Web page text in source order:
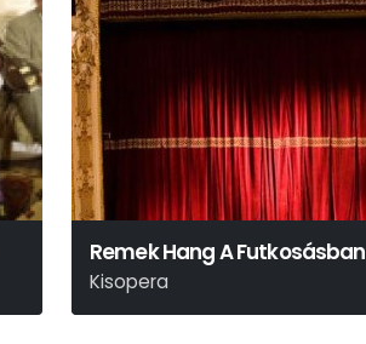
Remek Hang A Futkosásban
Kisopera
Sáry László